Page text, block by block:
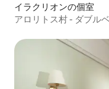
イラクリオンの個室
アロリトス村 - ダブル